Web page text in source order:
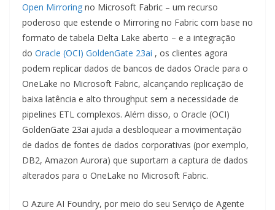
Open Mirroring no Microsoft Fabric – um recurso
poderoso que estende o Mirroring no Fabric com base no
formato de tabela Delta Lake aberto – e a integração
do Oracle (OCI) GoldenGate 23ai , os clientes agora
podem replicar dados de bancos de dados Oracle para o
OneLake no Microsoft Fabric, alcançando replicação de
baixa latência e alto throughput sem a necessidade de
pipelines ETL complexos. Além disso, o Oracle (OCI)
GoldenGate 23ai ajuda a desbloquear a movimentação
de dados de fontes de dados corporativas (por exemplo,
DB2, Amazon Aurora) que suportam a captura de dados
alterados para o OneLake no Microsoft Fabric.
O Azure AI Foundry, por meio do seu Serviço de Agente